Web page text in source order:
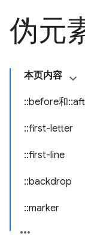
伪元
本页内容
::before和
::first-letter
::first-line
::backdrop
::marker